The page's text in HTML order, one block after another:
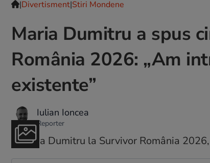
|Divertisment|Stiri Mondene
Maria Dumitru a spus
România 2026: „Am
existente”
Iulian Ioncea
Reporter